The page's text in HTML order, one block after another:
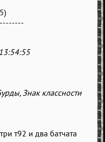
Знак класcности
три т92 и два батчата